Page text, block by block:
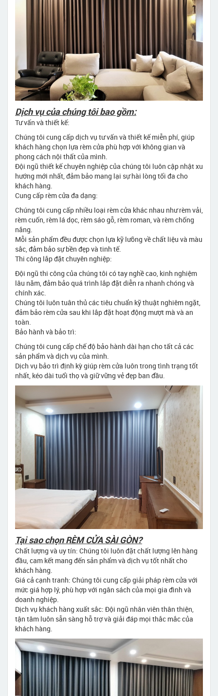
Dịch vụ của chúng tôi bao gồm:
Tư vấn và thiết kế:
Chúng tôi cung cấp dịch vụ tư vấn và thiết kế miễn phí, giúp
khách hàng chọn lựa rèm cửa phù hợp với không gian và
phong cách nội thất của mình.
Đội ngũ thiết kế chuyên nghiệp của chúng tôi luôn cập nhật xu
hướng mới nhất, đảm bảo mang lại sự hài lòng tối đa cho
khách hàng.
Cung cấp rèm cửa đa dạng:
Chúng tôi cung cấp nhiều loại rèm cửa khác nhau như rèm vải,
rèm cuốn, rèm lá dọc, rèm sáo gỗ, rèm roman, và rèm chống
nắng.
Mỗi sản phẩm đều được chọn lựa kỹ lưỡng về chất liệu và màu
sắc, đảm bảo sự bền đẹp và tinh tế.
Thi công lắp đặt chuyên nghiệp:
Đội ngũ thi công của chúng tôi có tay nghề cao, kinh nghiệm
lâu năm, đảm bảo quá trình lắp đặt diễn ra nhanh chóng và
chính xác.
Chúng tôi luôn tuân thủ các tiêu chuẩn kỹ thuật nghiêm ngặt,
đảm bảo rèm cửa sau khi lắp đặt hoạt động mượt mà và an
toàn.
Bảo hành và bảo trì:
Chúng tôi cung cấp chế độ bảo hành dài hạn cho tất cả các
sản phẩm và dịch vụ của mình.
Dịch vụ bảo trì định kỳ giúp rèm cửa luôn trong tình trạng tốt
nhất, kéo dài tuổi thọ và giữ vững vẻ đẹp ban đầu.
Tại sao chọn RÈM CỬA SÀI GÒN?
Chất lượng và uy tín: Chúng tôi luôn đặt chất lượng lên hàng
đầu, cam kết mang đến sản phẩm và dịch vụ tốt nhất cho
khách hàng.
Giá cả cạnh tranh: Chúng tôi cung cấp giải pháp rèm cửa với
mức giá hợp lý, phù hợp với ngân sách của mọi gia đình và
doanh nghiệp.
Dịch vụ khách hàng xuất sắc: Đội ngũ nhân viên thân thiện,
tận tâm luôn sẵn sàng hỗ trợ và giải đáp mọi thắc mắc của
khách hàng.